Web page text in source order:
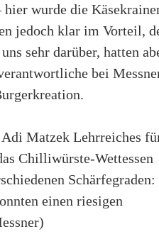
wurde die
jedoch klar im Vorteil,
sehr darüber, hatten
bei
Matzek Lehrreiches
Chilliwürste-Wettessen
Schärfegraden:
einen riesigen